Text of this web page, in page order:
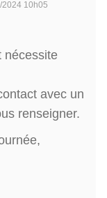
2024 10h05
nécessite
avec un
renseigner.